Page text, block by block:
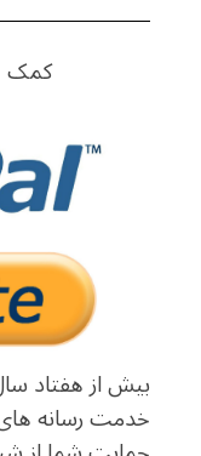
کمک
بیش از هفتاد
خدمت رسانه